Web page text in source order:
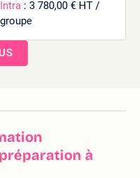
Intra : 3 780,00 € HT /
groupe
à